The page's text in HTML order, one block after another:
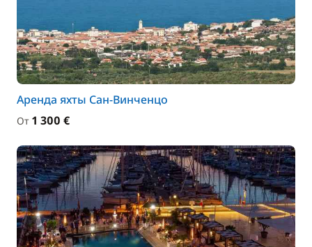
Аренда яхты Сан-Винченцо
От 1 300 €